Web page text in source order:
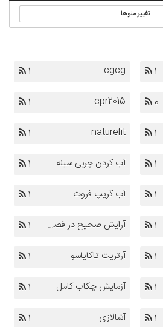
تغییر منوها
1
cgcg
1
0
cpr2015
1
1
naturefit
1
1 آب کردن چربی سینه
1
1 آب گریپ فروت
1
1 آرایش صحیح در فصل گرم
1
1 آرتریت تاکایاسو
1
1 آزمایش چکاب کامل
1
1 آشالازی 1